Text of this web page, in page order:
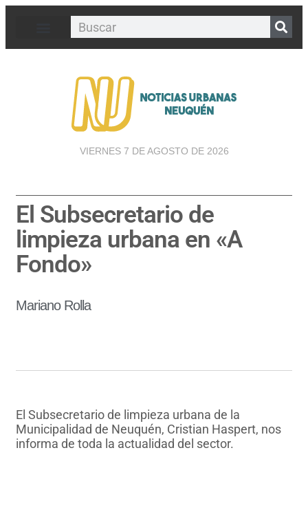
VIERNES 7 DE AGOSTO DE 2026
El Subsecretario de
limpieza urbana en «A
Fondo»
Mariano Rolla
El Subsecretario de limpieza urbana de la
Municipalidad de Neuquén, Cristian Haspert, nos
informa de toda la actualidad del sector.